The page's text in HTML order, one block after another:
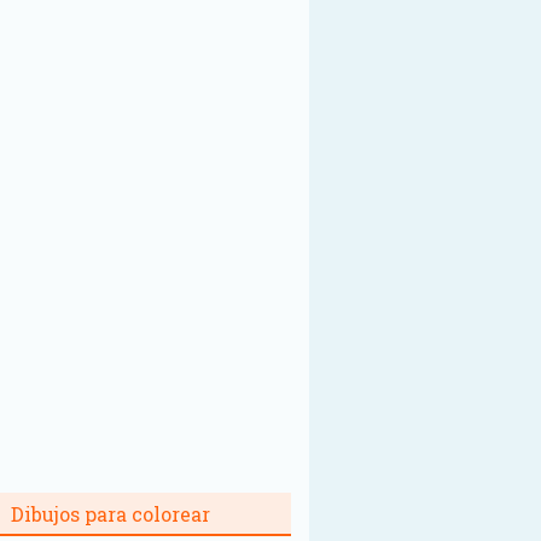
Dibujos para colorear